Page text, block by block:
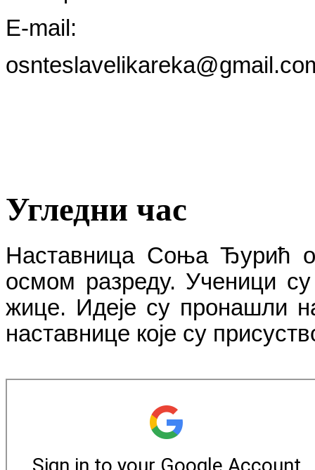
E-mail:
Угледни час
Наставница Соња Ђурић
осмом разреду. Ученици
жице. Идеје су пронашли
наставнице које су